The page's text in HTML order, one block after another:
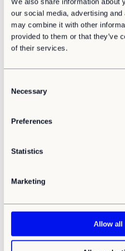
our social media, advertising
may combine it with other
provided to them or that they’ve
of their services.
Necessary
Preferences
Statistics
Marketing
Allow all
Snabbväxande Trosa
inflyttningen
SamhällsbyggnadStadsplanering
Trosa kommun hanterar sin höga
kombination av framförhållning och
JA TILL VETENSKAP!
Adapteo har en cirkulär affärsmodell
som kan användas om och om igen.